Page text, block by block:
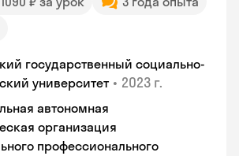
государственный социально-
университет • 2023 г.
автономная
организация
профессионального